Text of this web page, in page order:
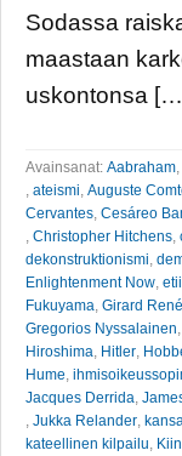
Sodassa
maastaan
uskontonsa
Avainsanat: Aabraham
ateismi Auguste
Cervantes Cesáreo
Christopher Hitchens
dekonstruktionismi
Enlightenment Now
Fukuyama Girard René
Gregorios Nyssalainen
Hiroshima Hitler
Hume
Jacques Derrida
Jukka Relander
kateellinen kilpailu